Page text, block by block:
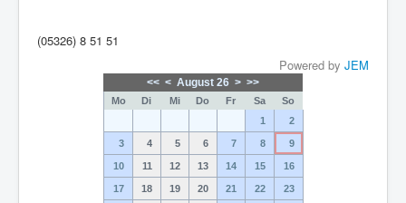
(05326) 8 51 51
Powered by JEM
<< < August 26 > >>
Mo Di Mi Do Fr Sa
So
1
2
3 4 5 6 7 8 9
10 11 12 13 14 15 16
17 18 19 20 21 22 23